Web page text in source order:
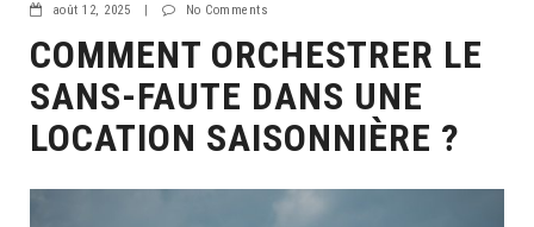
août 12, 2025 | No Comments
COMMENT ORCHESTRER LE
SANS-FAUTE DANS UNE
LOCATION SAISONNIÈRE ?